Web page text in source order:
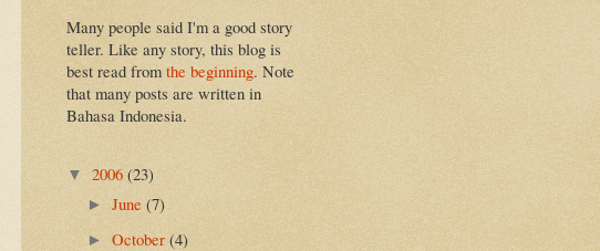
Many people said I'm a good story
teller. Like any story, this blog is
best read from the beginning. Note
that many posts are written in
Bahasa Indonesia.
▼ 2006 (23)
► June (7)
► October (4)